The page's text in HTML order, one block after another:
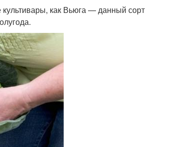
как Вьюга — данный сорт